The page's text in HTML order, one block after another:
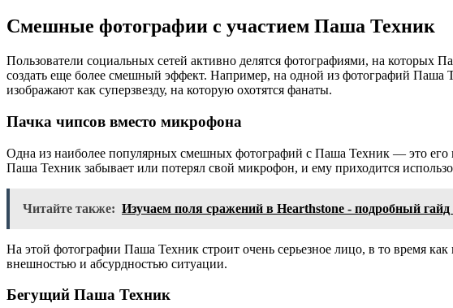
Смешные фотографии с участием Паша Техник
Пользователи социальных сетей активно делятся фотографиями, на
создать еще более смешный эффект. Например, на одной из фотографий Паша
изображают как суперзвезду, на которую охотятся фанаты.
Пачка чипсов вместо микрофона
Одна из наиболее популярных смешных фотографий с Паша Техник — это его
Паша Техник забывает или потерял свой микрофон, и ему приходится
Читайте также: Изучаем поля сражений в Hearthstone - подробный гайд
На этой фотографии Паша Техник строит очень серьезное лицо, в то время
внешностью и абсурдностью ситуации.
Бегущий Паша Техник